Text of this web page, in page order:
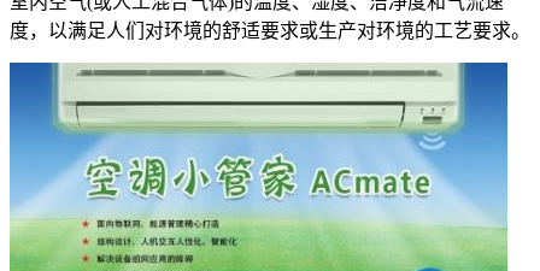
度，以满足人们对环境的舒适要求或生产对环境的工艺要求。